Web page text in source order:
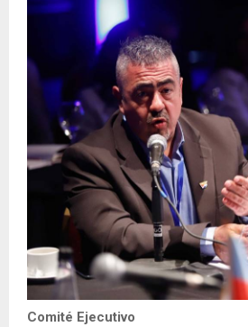
Comité Ejecutivo